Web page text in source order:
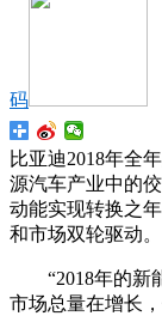
码
比亚迪2018年全
源汽车产业中的
动能实现转换之
和市场双轮驱动。
“2018年的新
市场总量在增长